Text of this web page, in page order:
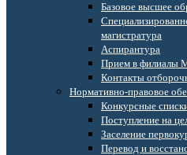
Базовое высшее
магистратура
Аспирантура
Прием в филиалы
Контакты
Нормативно-правовое
Конкурсные
Поступление на
Заселение
Перевод и